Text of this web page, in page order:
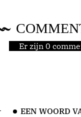
Er zijn 0
EEN WOORD